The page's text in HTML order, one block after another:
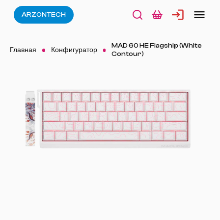
ARZONTECH
Главная Конфигуратор
MAD 60 HE Flagship (White
Contour)